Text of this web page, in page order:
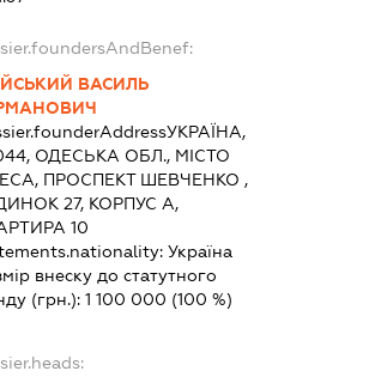
ВАСИЛЬ
УКРАЇНА,
ОДЕСЬКА ОБЛ., МІСТО
ПРОСПЕКТ ШЕВЧЕНКО ,
27, КОРПУС А,
10
Україна
внеску до статутного
(грн.): 1 100 000 (100 %)